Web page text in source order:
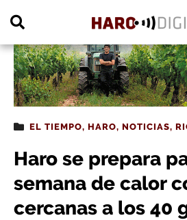
EL TIEMPO, HARO, NOTICIAS,
Haro se prepara
semana de calor
cercanas a los 40